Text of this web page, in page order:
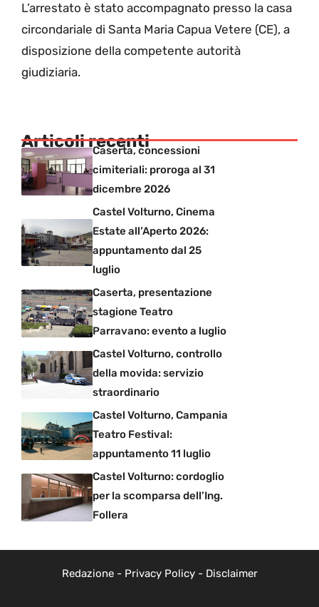
L’arrestato è stato accompagnato presso la casa
circondariale di Santa Maria Capua Vetere (CE), a
disposizione della competente autorità
giudiziaria.
Articoli recenti
Caserta, concessioni
cimiteriali: proroga al 31
dicembre 2026
Castel Volturno, Cinema
Estate all’Aperto 2026:
appuntamento dal 25
luglio
Caserta, presentazione
stagione Teatro
Parravano: evento a luglio
Castel Volturno, controllo
della movida: servizio
straordinario
Castel Volturno, Campania
Teatro Festival:
appuntamento 11 luglio
Castel Volturno: cordoglio
per la scomparsa dell’Ing.
Follera
Redazione- Privacy Policy- Disclaimer